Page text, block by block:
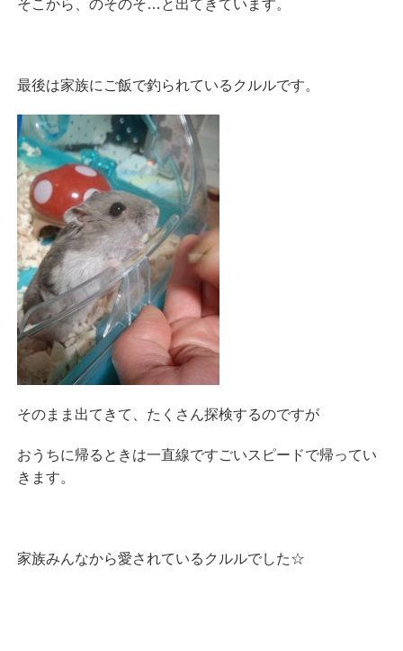
そこから、のそのそ…と出てきています。
最後は家族にご飯で釣られているクルルです。
そのまま出てきて、たくさん探検するのですが
おうちに帰るときは一直線ですごいスピードで帰ってい
きます。
家族みんなから愛されているクルルでした☆